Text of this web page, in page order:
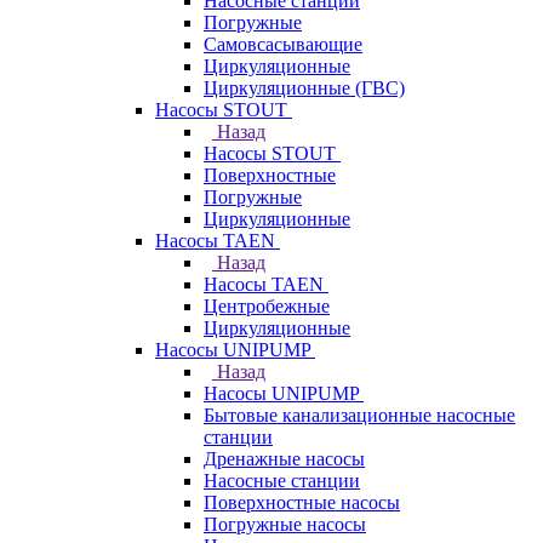
Погружные
Самовсасывающие
Циркуляционные
Циркуляционные (ГВС)
Насосы STOUT
Назад
Насосы STOUT
Поверхностные
Погружные
Циркуляционные
Насосы TAEN
Назад
Насосы TAEN
Центробежные
Циркуляционные
Насосы UNIPUMP
Назад
Насосы UNIPUMP
Бытовые канализационные насосные
станции
Дренажные насосы
Насосные станции
Поверхностные насосы
Погружные насосы